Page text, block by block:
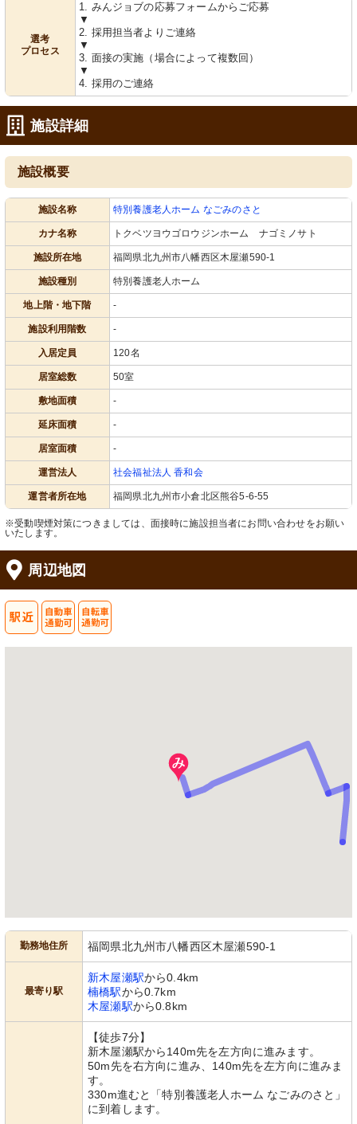
選考
プロセス
1. みんジョブの応募フォームからご応募
▼
2. 採用担当者よりご連絡
▼
3. 面接の実施（場合によって複数回）
▼
4. 採用のご連絡
施設詳細
施設概要
施設名称 特別養護老人ホーム なごみのさと
カナ名称 トクベツヨウゴロウジンホーム ナゴミノサト
施設所在地 福岡県北九州市八幡西区木屋瀬590-1
施設種別 特別養護老人ホーム
地上階・地下階 -
施設利用階数 -
入居定員 120名
居室総数 50室
敷地面積 -
延床面積 -
居室面積 -
運営法人 社会福祉法人 香和会
運営者所在地 福岡県北九州市小倉北区熊谷5-6-55
※受動喫煙対策につきましては、面接時に施設担当者にお問い合わせをお願い
いたします。
周辺地図
勤務地住所 福岡県北九州市八幡西区木屋瀬590-1
最寄り駅
新木屋瀬駅から0.4km
楠橋駅から0.7km
木屋瀬駅から0.8km
【徒歩7分】
新木屋瀬駅から140m先を左方向に進みます。
50m先を右方向に進み、140m先を左方向に進みま
す。
330m進むと「特別養護老人ホーム なごみのさと」
に到着します。